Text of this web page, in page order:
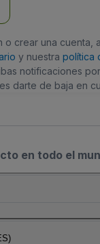
o crear una cuenta,
y nuestra política
notificaciones
darte de baja en
en todo el